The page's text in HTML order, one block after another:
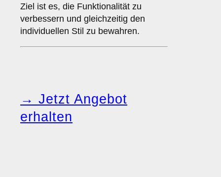
Ziel ist es, die Funktionalität zu
verbessern und gleichzeitig den
individuellen Stil zu bewahren.
→ Jetzt Angebot
erhalten